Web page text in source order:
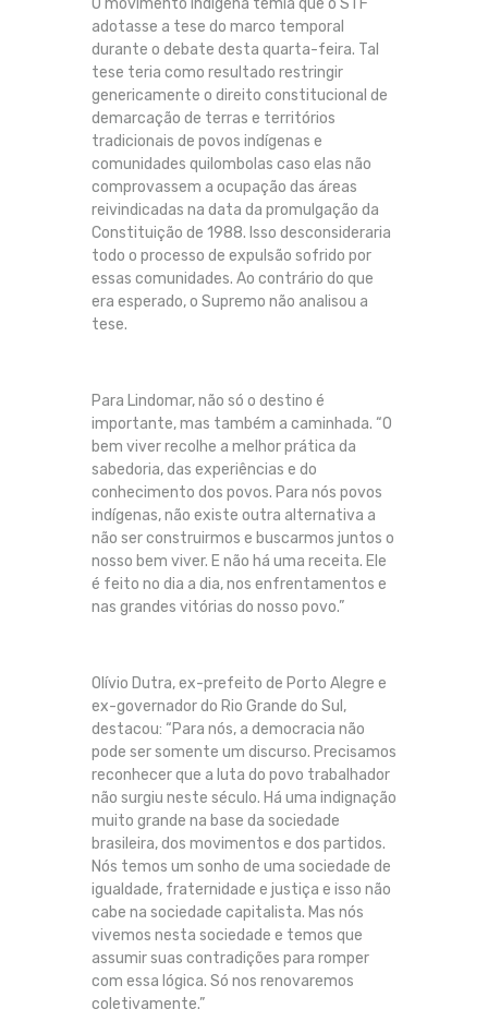
adotasse a tese do marco temporal
durante o debate desta quarta-feira. Tal
tese teria como resultado restringir
genericamente o direito constitucional de
demarcação de terras e territórios
tradicionais de povos indígenas e
comunidades quilombolas caso elas não
comprovassem a ocupação das áreas
reivindicadas na data da promulgação da
Constituição de 1988. Isso desconsideraria
todo o processo de expulsão sofrido por
essas comunidades. Ao contrário do que
era esperado, o Supremo não analisou a
tese.
Para Lindomar, não só o destino é
importante, mas também a caminhada. “O
bem viver recolhe a melhor prática da
sabedoria, das experiências e do
conhecimento dos povos. Para nós povos
indígenas, não existe outra alternativa a
não ser construirmos e buscarmos juntos o
nosso bem viver. E não há uma receita. Ele
é feito no dia a dia, nos enfrentamentos e
nas grandes vitórias do nosso povo.”
Olívio Dutra, ex-prefeito de Porto Alegre e
ex-governador do Rio Grande do Sul,
destacou: “Para nós, a democracia não
pode ser somente um discurso. Precisamos
reconhecer que a luta do povo trabalhador
não surgiu neste século. Há uma indignação
muito grande na base da sociedade
brasileira, dos movimentos e dos partidos.
Nós temos um sonho de uma sociedade de
igualdade, fraternidade e justiça e isso não
cabe na sociedade capitalista. Mas nós
vivemos nesta sociedade e temos que
assumir suas contradições para romper
com essa lógica. Só nos renovaremos
coletivamente.”